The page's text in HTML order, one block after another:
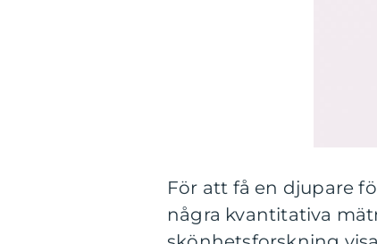
För att få en djupare
några kvantitativa